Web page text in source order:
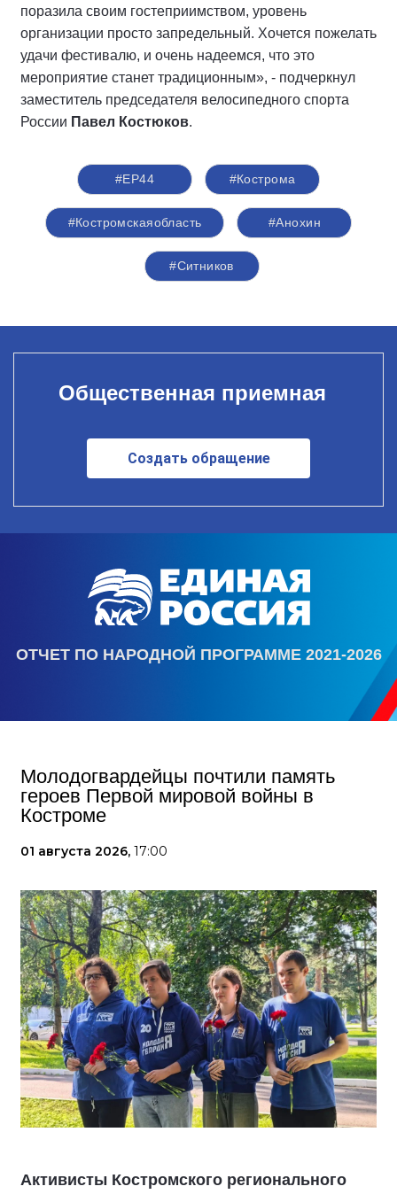
поразила своим гостеприимством, уровень
организации просто запредельный. Хочется пожелать
удачи фестивалю, и очень надеемся, что это
мероприятие станет традиционным», - подчеркнул
заместитель председателя велосипедного спорта
России Павел Костюков.
#ЕР44 #Кострома
#Костромскаяобласть #Анохин
#Ситников
Общественная приемная
Создать обращение
ОТЧЕТ ПО НАРОДНОЙ ПРОГРАММЕ 2021-2026
Молодогвардейцы почтили память
героев Первой мировой войны в
Костроме
01 августа 2026, 17:00
Активисты Костромского регионального